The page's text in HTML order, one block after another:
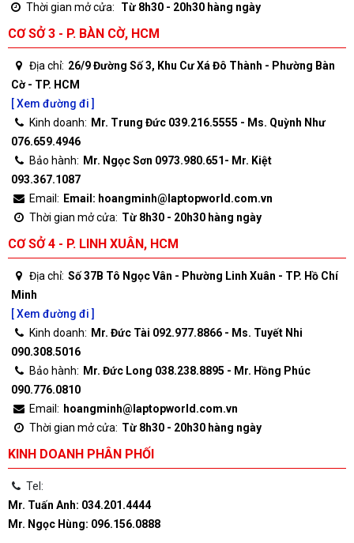
Thời gian mở cửa:
Từ 8h30 - 20h30 hàng ngày
CƠ SỞ 3 - P. BÀN CỜ, HCM
Địa chỉ: 26/9 Đường Số 3, Khu Cư Xá Đô Thành - Phường Bàn
Cờ - TP. HCM
[ Xem đường đi ]
Kinh doanh: Mr. Trung Đức 039.216.5555 - Ms. Quỳnh Như
076.659.4946
Bảo hành: Mr. Ngọc Sơn 0973.980.651- Mr. Kiệt
093.367.1087
Email: Email: hoangminh@laptopworld.com.vn
Thời gian mở cửa: Từ 8h30 - 20h30 hàng ngày
CƠ SỞ 4 - P. LINH XUÂN, HCM
Địa chỉ: Số 37B Tô Ngọc Vân - Phường Linh Xuân - TP. Hồ Chí
Minh
[ Xem đường đi ]
Kinh doanh: Mr. Đức Tài 092.977.8866 - Ms. Tuyết Nhi
090.308.5016
Bảo hành: Mr. Đức Long 038.238.8895 - Mr. Hồng Phúc
090.776.0810
Email: hoangminh@laptopworld.com.vn
Thời gian mở cửa: Từ 8h30 - 20h30 hàng ngày
KINH DOANH PHÂN PHỐI
Tel:
Mr. Tuấn Anh: 034.201.4444
Mr. Ngọc Hùng: 096.156.0888